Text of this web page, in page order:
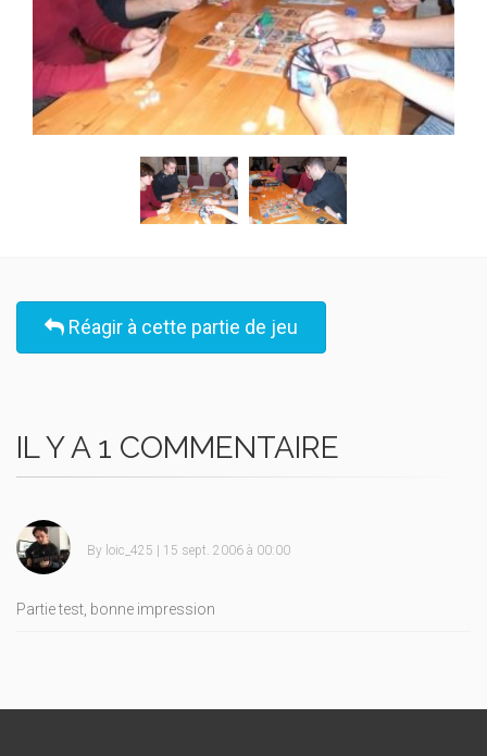
Réagir à cette partie de jeu
IL Y A 1 COMMENTAIRE
By loic_425 | 15 sept. 2006 à 00:00
Partie test, bonne impression